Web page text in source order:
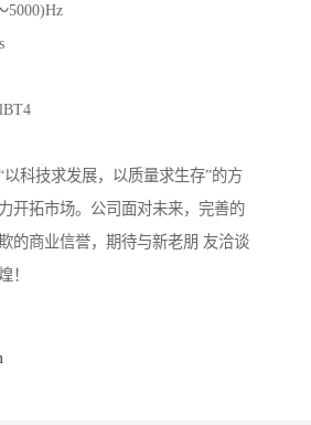
5000)Hz
科技求发展，以质量求生存”的方
开拓市场。公司面对未来，完善的
的商业信誉，期待与新老朋 友洽谈
！